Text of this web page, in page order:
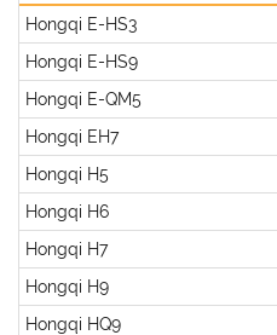
Hongqi E-HS3
Hongqi E-HS9
Hongqi E-QM5
Hongqi EH7
Hongqi H5
Hongqi H6
Hongqi H7
Hongqi H9
Hongqi HQ9